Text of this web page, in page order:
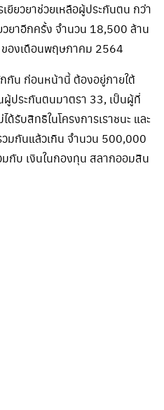
ยียวยาช่วยเหลือผู้ประกันตน กว่า
วยาอีกครั้ง จำนวน 18,500 ล้าน
ของเดือนพฤษภาคม 2564
กัน ก่อนหน้านี้ ต้องอยู่ภายใต้
ผู้ประกันตนมาตรา 33, เป็นผู้ที่
รับสิทธิในโครงการเราชนะ และ
วมกันแล้วเกิน จำนวน 500,000
มกับ เงินในกองทุน สลากออมสิน